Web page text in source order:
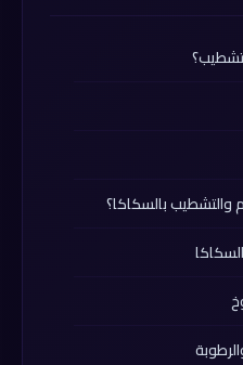
والتشطيب بالسكاكا؟